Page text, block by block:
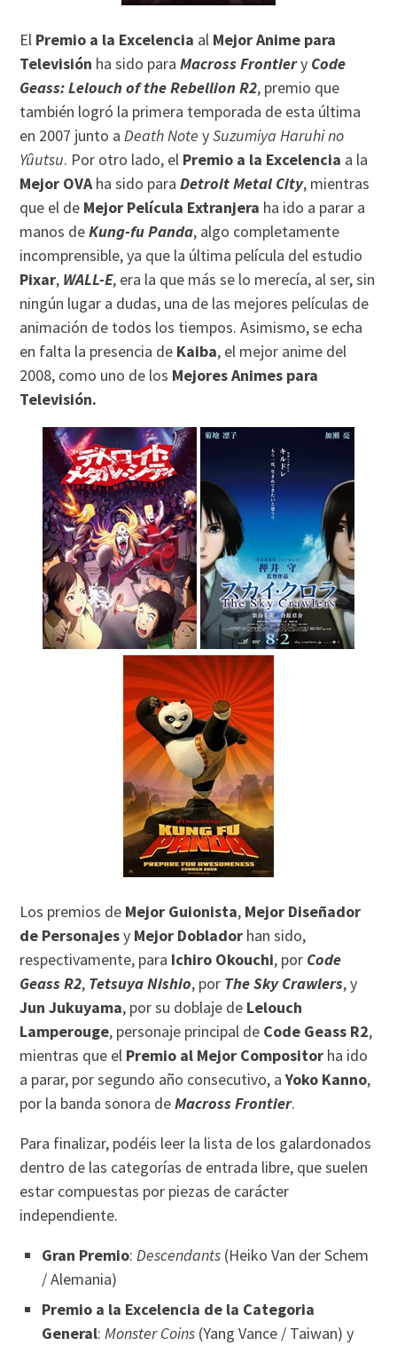
El Premio a la Excelencia al Mejor Anime para
Televisión ha sido paraMacross Frontiery Code
Geass: Lelouch of the Rebellion R2, premio que
también logró la primera temporada de esta última
en 2007 junto aDeath Note ySuzumiya Haruhi no
Yûutsu. Por otro lado, el Premio a la Excelencia a la
Mejor OVAha sido paraDetroit Metal City, mientras
que el de Mejor Película Extranjera ha ido a parar a
manos deKung-fu Panda, algo completamente
incomprensible, ya que la última película del estudio
Pixar, WALL-E, era la que más se lo merecía, al ser, sin
ningún lugar a dudas, una de las mejores películas de
animación de todos los tiempos. Asimismo, se echa
en falta la presencia de Kaiba, el mejor anime del
2008, como uno de los Mejores Animes para
Televisión.
Los premios de Mejor Guionista, Mejor Diseñador
de Personajesy Mejor Doblador han sido,
respectivamente, para Ichiro Okouchi, por Code
Geass R2, Tetsuya Nishio, por The Sky Crawlers, y
Jun Jukuyama, por su doblaje de Lelouch
Lamperouge, personaje principal de Code Geass R2,
mientras que el Premio al Mejor Compositor ha ido
a parar, por segundo año consecutivo, aYoko Kanno,
por la banda sonora deMacross Frontier.
Para finalizar, podéis leer la lista de los galardonados
dentro de las categorías de entrada libre, que suelen
estar compuestas por piezas de carácter
independiente.
Gran Premio:Descendants (Heiko Van der Schem
/ Alemania)
Premio a la Excelencia de la Categoria
General:Monster Coins (Yang Vance / Taiwan) y